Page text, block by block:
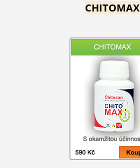
CHITOMAX